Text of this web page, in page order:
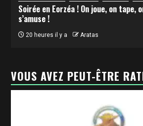
Soirée en Eorzéa ! On joue, on tape,
s’amuse !
20 heures il y a Aratas
VOUS AVEZ PEUT-ÊTRE